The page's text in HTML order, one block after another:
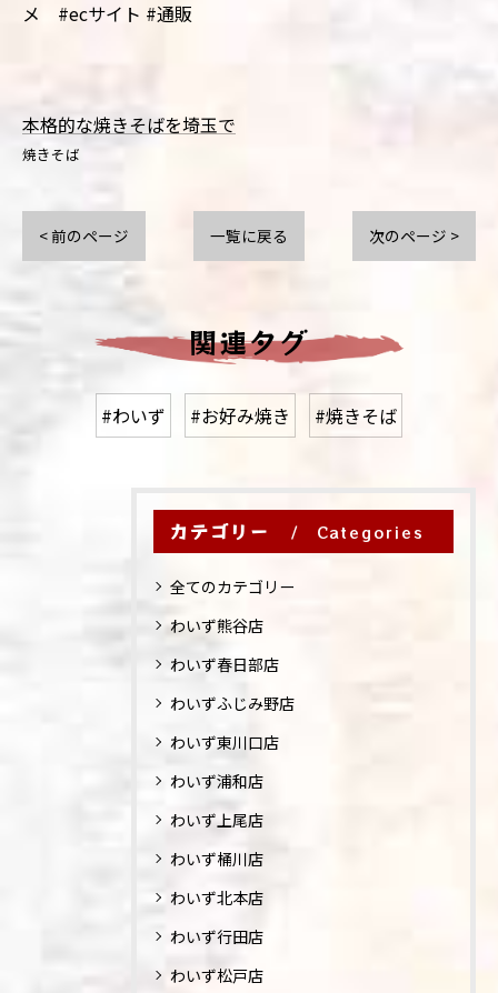
メ #ecサイト #通販
本格的な焼きそばを埼玉で
焼きそば
< 前のページ 一覧に戻る 次のページ >
関連タグ
#わいず #お好み焼き #焼きそば
カテゴリー Categories
全てのカテゴリー
わいず熊谷店
わいず春日部店
わいずふじみ野店
わいず東川口店
わいず浦和店
わいず上尾店
わいず桶川店
わいず北本店
わいず行田店
わいず松戸店